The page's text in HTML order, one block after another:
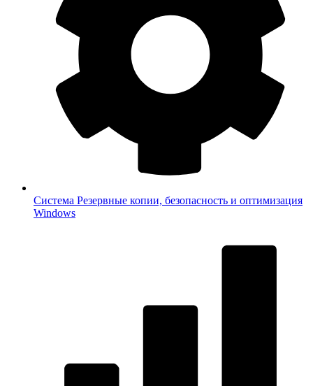
Система Резервные копии, безопасность и оптимизация
Windows